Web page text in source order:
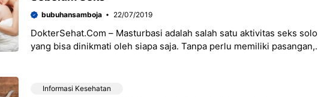
bubuhansamboja 22/07/2019
DokterSehat.Com – Masturbasi adalah salah satu aktivitas seks solo
yang bisa dinikmati oleh siapa saja. Tanpa perlu memiliki pasangan,
Informasi Kesehatan